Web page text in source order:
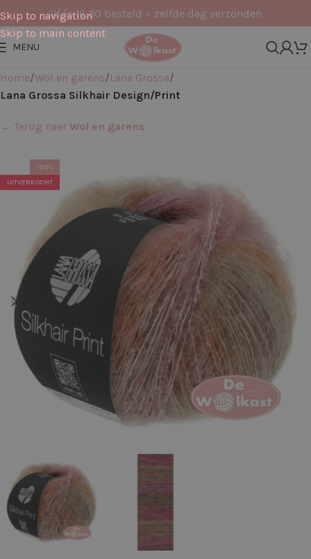
Skip to navigation
Skip to main content
Vóór 16:30 besteld = zelfde dag verzonden
MENU
Home Wol en garens Lana Grossa
Lana Grossa Silkhair Design/Print
← Terug naar Wol en garens
-20%
UITVERKOCHT